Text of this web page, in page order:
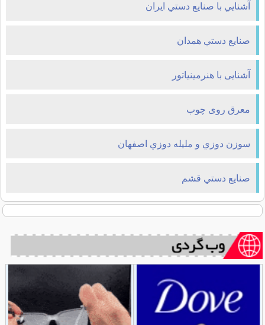
آشنايي با صنايع دستي ايران
صنايع دستي همدان
آشنایی با هنرمينياتور
معرق روی چوب
سوزن دوزي و مليله دوزي اصفهان
صنايع دستي قشم